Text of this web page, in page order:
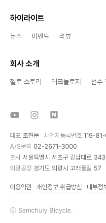
하이라이트
뉴스 이벤트 리뷰
회사 소개
첼로 스토리 테크놀로지 선수
대표 조현문 사업자등록번호 119-
A/S문의 02-2671-3000
본사 서울특별시 서초구 강남대로
의왕공장 경기도 의왕시 고래들길 57
이용약관 개인정보 취급방침 내부정
ⓒ Samchuly Bicycle.